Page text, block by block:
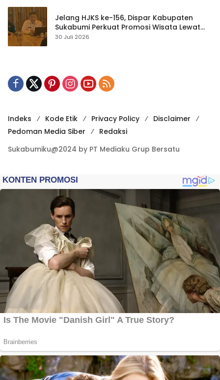
Jelang HJKS ke-156, Dispar Kabupaten
Sukabumi Perkuat Promosi Wisata Lewat
Publikasi Digital
30 Juli 2026
Indeks Kode Etik Privacy Policy
Disclaimer
Pedoman Media Siber
Redaksi
Sukabumiku@2024 by PT Mediaku Grup Bersatu